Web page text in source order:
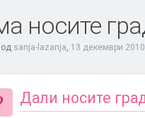
носите
од sanja-lazanja, 13 декември 2010
Дали носите